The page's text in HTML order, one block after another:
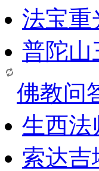
法宝
普陀山
佛教问
生西法
索达